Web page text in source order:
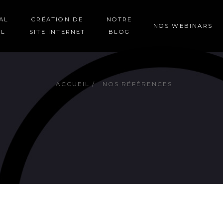
CRÉATION DE
SITE INTERNET
NOTRE
BLOG
NOS WEBINARS
ACCUEIL NOS RÉFÉRENCES